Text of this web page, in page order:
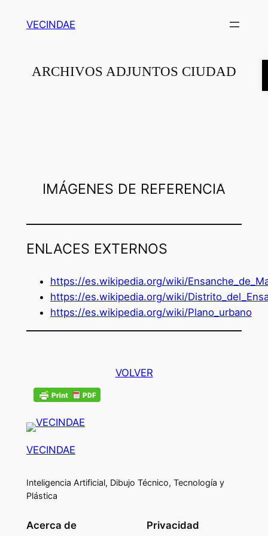
VECINDAE
ARCHIVOS ADJUNTOS CIUDAD
IMÁGENES DE REFERENCIA
ENLACES EXTERNOS
https://es.wikipedia.org/wiki/
https://es.wikipedia.org/wiki/
https://es.wikipedia.org/wiki/Plano_urbano
VOLVER
VECINDAE
Inteligencia Artificial, Dibujo Técnico, Tecnología y
Plástica
Acerca de Privacidad